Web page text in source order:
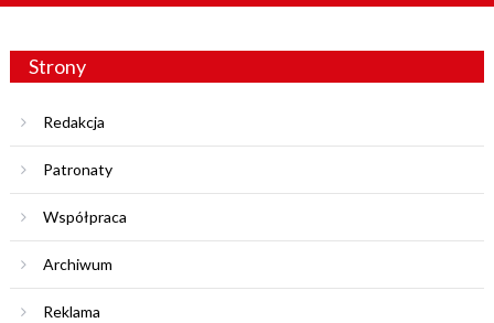
Strony
Redakcja
Patronaty
Współpraca
Archiwum
Reklama